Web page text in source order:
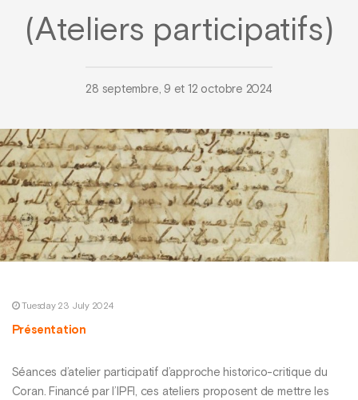
(Ateliers participatifs)
28 septembre, 9 et 12 octobre 2024
Tuesday 23 July 2024
Présentation
Séances d’atelier participatif d’approche historico-critique du
Coran. Financé par l’IPFI, ces ateliers proposent de mettre les